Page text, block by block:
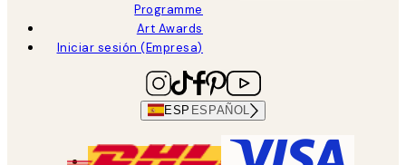
Programme
Art Awards
Iniciar sesión (Empresa)
ESP ESPAÑOL